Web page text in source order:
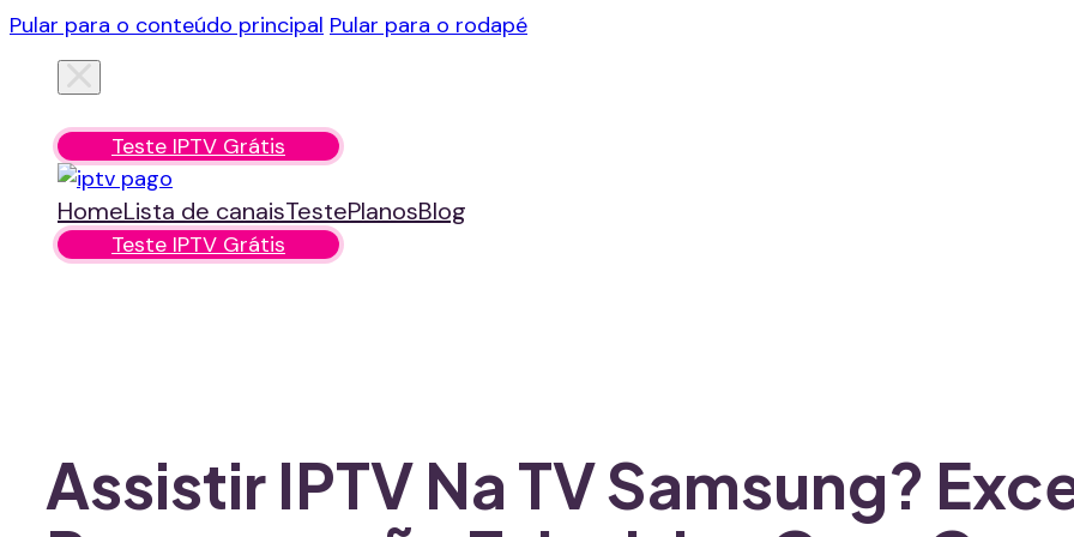
Pular para o conteúdo principal Pular para o rodapé
Teste IPTV Grátis
HomeLista de canaisTestePlanosBlog
Teste IPTV Grátis
Assistir IPTV Na TV Samsung?